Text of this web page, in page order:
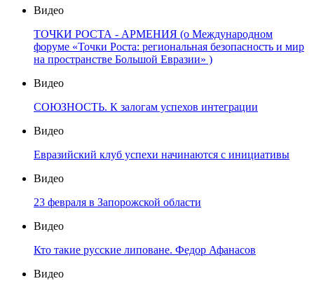
Видео
ТОЧКИ РОСТА - АРМЕНИЯ (о Международном
форуме «Точки Роста: региональная безопасность и мир
на пространстве Большой Евразии» )
Видео
СОЮЗНОСТЬ. К залогам успехов интеграции
Видео
Евразийский клуб успехи начинаются с инициативы
Видео
23 февраля в Запорожской области
Видео
Кто такие русские липоване. Федор Афанасов
Видео